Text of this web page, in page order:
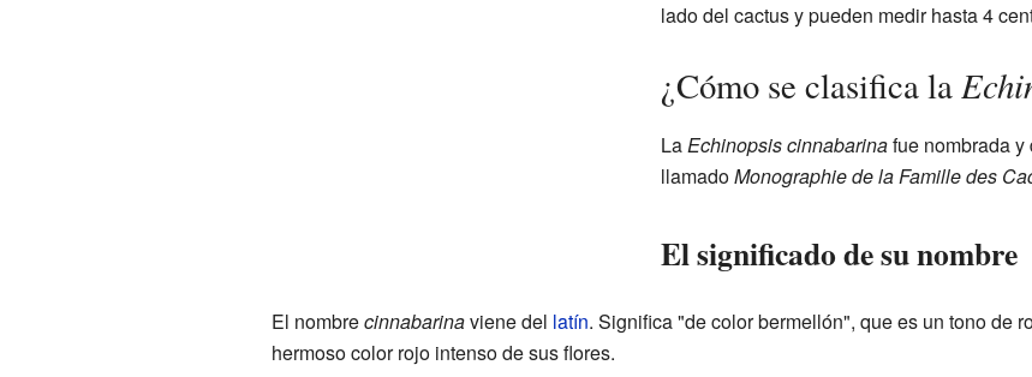
lado del cactus y pueden medir hasta 4
¿Cómo se clasifica la
LaEchinopsis cinnabarinafue nombrada y
llamadoMonographie de la Famille des
El significado de su nombre
El nombrecinnabarinaviene del latín. Significa "de color bermellón", que es un tono de
hermoso color rojo intenso de sus flores.